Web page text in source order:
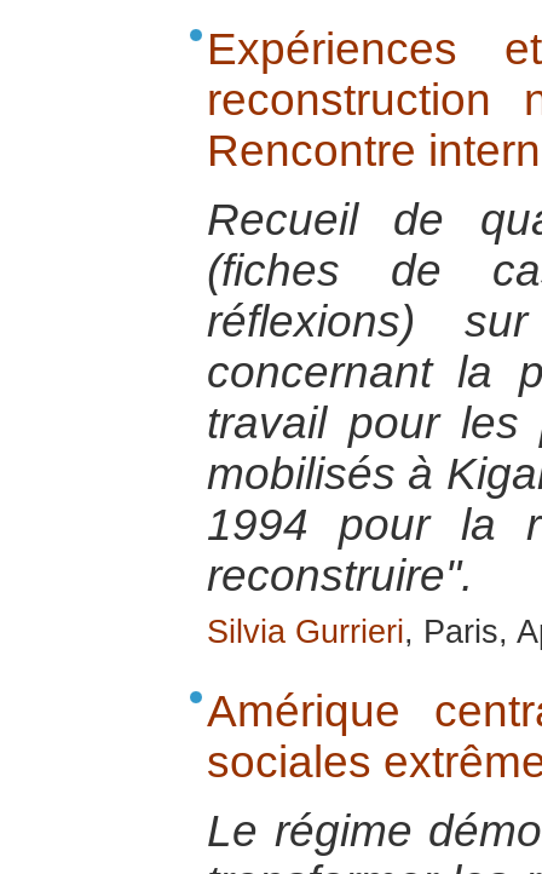
Expériences
Rencontre
Recueil de
(fiches de
réflexions)
concernant la
travail pour les
mobilisés à
1994 pour la
reconstruire".
Silvia Gurrieri, Paris,
Amérique
sociales
Le régime